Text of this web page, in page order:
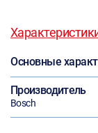
Основные
Производитель
Bosch